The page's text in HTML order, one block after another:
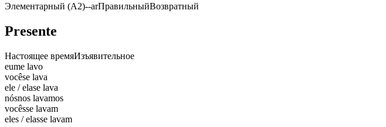
Элементарный (A2)--arПравильныйВозвратный
Presente
Настоящее времяИзъявительное
eume lavo
vocêse lava
ele / elase lava
nósnos lavamos
vocêsse lavam
eles / elasse lavam